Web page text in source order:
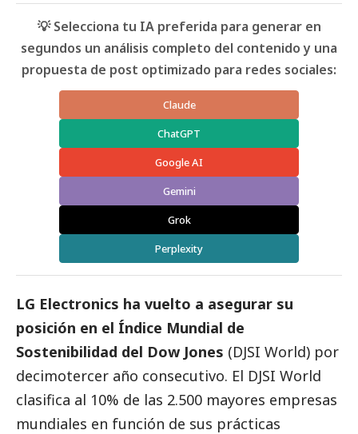
💡 Selecciona tu IA preferida para generar en
segundos un análisis completo del contenido y una
propuesta de post optimizado para redes sociales:
Claude
ChatGPT
Google AI
Gemini
Grok
Perplexity
LG Electronics ha vuelto a asegurar su
posición en el Índice Mundial de
Sostenibilidad del Dow Jones (DJSI World) por
decimotercer año consecutivo. El DJSI World
clasifica al 10% de las 2.500 mayores empresas
mundiales en función de sus prácticas